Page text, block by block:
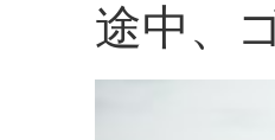
途中、